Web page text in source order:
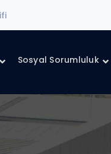
Sosyal Sorumluluk